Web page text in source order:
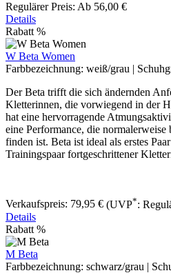
Regulärer Preis: Ab 56,00 €
Details
Rabatt %
W Beta Women
Farbbezeichnung: weiß/grau |
Der Beta ​trifft die sich ändernden
Kletterinnen, die vorwiegend in der
hat eine hervorragende
eine Performance, die
finden ist. Beta ist ideal als erstes
Trainingspaar fortgeschrittener
Verkaufspreis: 79,95 € (UVP*:
Details
Rabatt %
M Beta
Farbbezeichnung: schwarz/grau |